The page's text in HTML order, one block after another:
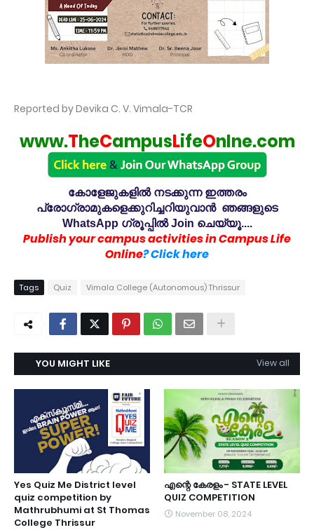
Reported by Devika C. V. Vimala-TCR
www.TheCampusLifeOnlne.com
കോളേജുകളിൽ നടക്കുന്ന ഇത്തരം
പ്രോഗ്രാമുകളെക്കുറിച്ചറിയുവാൻ ഞങ്ങളുടെ
WhatsApp ഗ്രൂപ്പിൽ Join ചെയ്യൂ....
Publish your campus activities in Campus Life
Online? Click here
Tags Quiz Vimala College (Autonomous) Thrissur
YOU MIGHT LIKE View all
Yes Quiz Me District level
quiz competition by
Mathrubhumi at St Thomas
College Thrissur
എന്റെ കേരളം - STATE LEVEL
QUIZ COMPETITION
November 08, 2024